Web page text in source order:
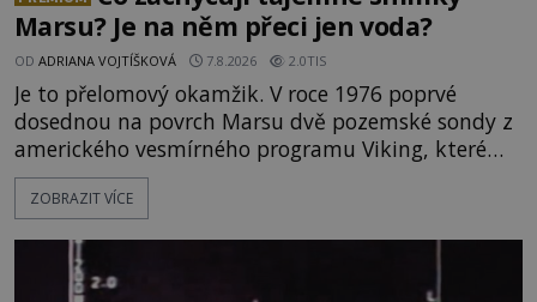
Marsu? Je na něm přeci jen voda?
OD ADRIANA VOJTÍŠKOVÁ 7.8.2026 2.0TIS
Je to přelomový okamžik. V roce 1976 poprvé
dosednou na povrch Marsu dvě pozemské sondy z
amerického vesmírného programu Viking, které
jsou schopny pořídit fotografie záhadami
opředené rudé planety. Viking 1 zde zaznamená
zvané Cydonie totiž zachytí podivný útvar
připomínající lidskou tvář. NASA (Národní úřad
ZOBRAZIT VÍCE